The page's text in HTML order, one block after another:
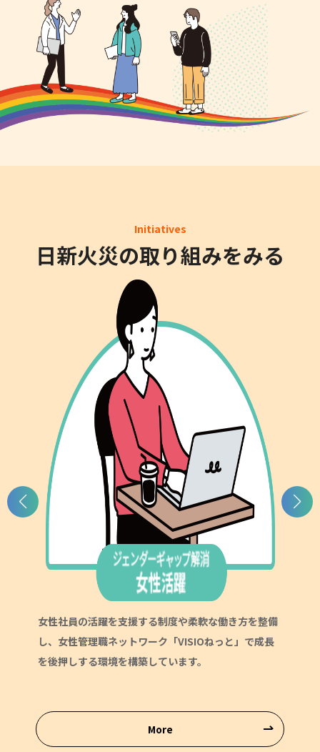
Initiatives
日新火災の取り組みをみる
女性社員の活躍を支援する制度や柔軟な働き方を整備
し、女性管理職ネットワーク「VISIOねっと」で成長
を後押しする環境を構築しています。
More